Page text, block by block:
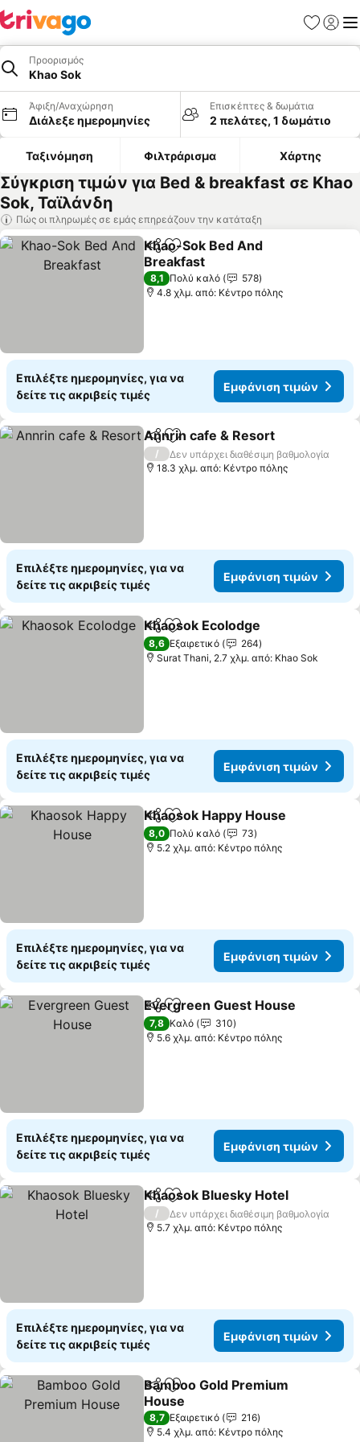
Προορισμός
Khao Sok
Άφιξη/Αναχώρηση
Διάλεξε ημερομηνίες
Επισκέπτες & δωμάτια
2 πελάτες, 1 δωμάτιο
Ταξινόμηση Φιλτράρισμα Χάρτης
Σύγκριση τιμών για Bed & breakfast σε Khao
Sok, Ταϊλάνδη
Πώς οι πληρωμές σε εμάς επηρεάζουν την κατάταξη
Κοινοποίηση
Προσθήκη στα αγαπημένα
Khao-Sok Bed And
Breakfast
8,1 Πολύ καλό
578
4.8 χλμ. από: Κέντρο πόλης
Επιλέξτε ημερομηνίες, για να
δείτε τις ακριβείς τιμές
Εμφάνιση τιμών
Κοινοποίηση
Προσθήκη στα αγαπημένα
Annrin cafe & Resort
/
Δεν υπάρχει διαθέσιμη βαθμολογία
18.3 χλμ. από: Κέντρο πόλης
Επιλέξτε ημερομηνίες, για να
δείτε τις ακριβείς τιμές
Εμφάνιση τιμών
Κοινοποίηση
Προσθήκη στα αγαπημένα
Khaosok Ecolodge
8,6 Εξαιρετικό
264
Surat Thani, 2.7 χλμ. από: Khao Sok
Επιλέξτε ημερομηνίες, για να
δείτε τις ακριβείς τιμές
Εμφάνιση τιμών
Κοινοποίηση
Προσθήκη στα αγαπημένα
Khaosok Happy House
8,0 Πολύ καλό
73
5.2 χλμ. από: Κέντρο πόλης
Επιλέξτε ημερομηνίες, για να
δείτε τις ακριβείς τιμές
Εμφάνιση τιμών
Κοινοποίηση
Προσθήκη στα αγαπημένα
Evergreen Guest House
7,8 Καλό
310
5.6 χλμ. από: Κέντρο πόλης
Επιλέξτε ημερομηνίες, για να
δείτε τις ακριβείς τιμές
Εμφάνιση τιμών
Κοινοποίηση
Προσθήκη στα αγαπημένα
Khaosok Bluesky Hotel
/
Δεν υπάρχει διαθέσιμη βαθμολογία
5.7 χλμ. από: Κέντρο πόλης
Επιλέξτε ημερομηνίες, για να
δείτε τις ακριβείς τιμές
Εμφάνιση τιμών
Κοινοποίηση
Προσθήκη στα αγαπημένα
Bamboo Gold Premium
House
8,7 Εξαιρετικό
216
5.4 χλμ. από: Κέντρο πόλης